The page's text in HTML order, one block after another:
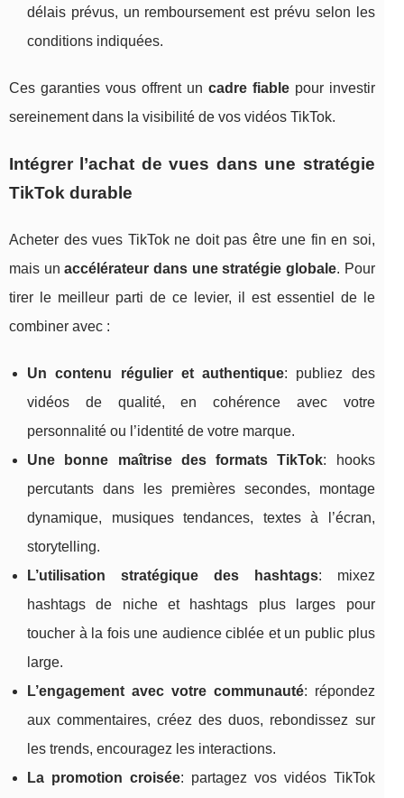
délais prévus, un remboursement est prévu selon les
conditions indiquées.
Ces garanties vous offrent un cadre fiablepour investir
sereinement dans la visibilité de vos vidéos TikTok.
Intégrer l’achat de vues dans une stratégie
TikTok durable
Acheter des vues TikTok ne doit pas être une fin en soi,
mais unaccélérateur dans une stratégie globale. Pour
tirer le meilleur parti de ce levier, il est essentiel de le
combiner avec :
Un contenu régulier et authentique: publiez des
vidéos de qualité, en cohérence avec votre
personnalité ou l’identité de votre marque.
Une bonne maîtrise des formats TikTok: hooks
percutants dans les premières secondes, montage
dynamique, musiques tendances, textes à l’écran,
storytelling.
L’utilisation stratégique des hashtags: mixez
hashtags de niche et hashtags plus larges pour
toucher à la fois une audience ciblée et un public plus
large.
L’engagement avec votre communauté: répondez
aux commentaires, créez des duos, rebondissez sur
les trends, encouragez les interactions.
La promotion croisée: partagez vos vidéos TikTok